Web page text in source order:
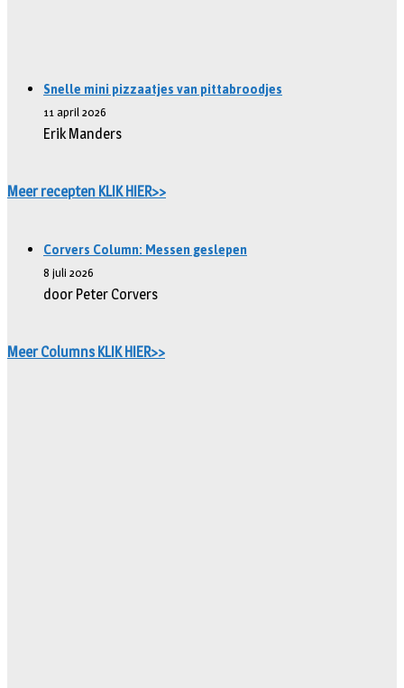
Snelle mini pizzaatjes van pittabroodjes
11 april 2026
Erik Manders
Meer recepten KLIK HIER>>
Corvers Column: Messen geslepen
8 juli 2026
door Peter Corvers
Meer Columns KLIK HIER>>